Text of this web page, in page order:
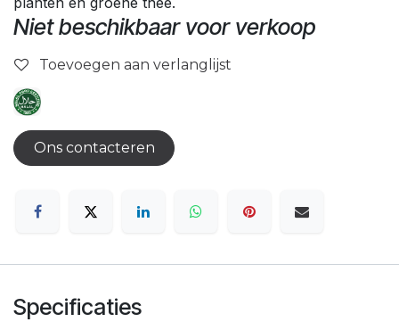
Niet beschikbaar voor verkoop
Toevoegen aan verlanglijst
Ons contacteren
Specificaties